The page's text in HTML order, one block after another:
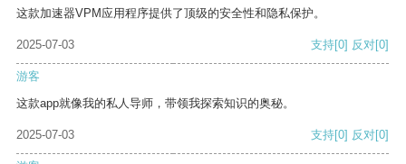
这款加速器VPM应用程序提供了顶级的安全性和隐私保护。
2025-07-03 支持[0] 反对[0]
游客
这款app就像我的私人导师，带领我探索知识的奥秘。
2025-07-03 支持[0] 反对[0]